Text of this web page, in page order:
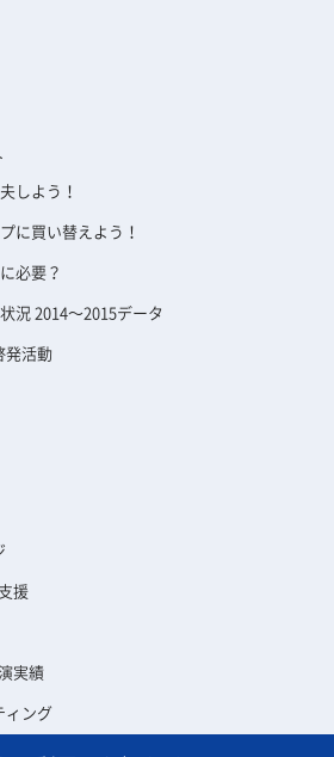
しよう！
に買い替えよう！
必要？
況 2014～2015データ
発活動
援
実績
ィング